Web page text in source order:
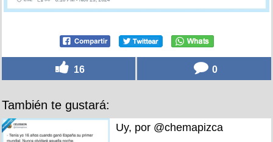
16 0
También te gustará:
Uy, por @chemapizca